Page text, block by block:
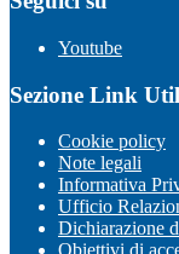
Youtube
Sezione Link
Cookie policy
Note legali
Informativa
Ufficio
Dichiarazione